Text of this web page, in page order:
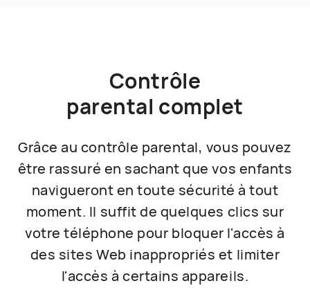
Contrôle
parental complet
Grâce au contrôle parental, vous pouvez
être rassuré en sachant que vos enfants
navigueront en toute sécurité à tout
moment. Il suffit de quelques clics sur
votre téléphone pour bloquer l'accès à
des sites Web inappropriés et limiter
l'accès à certains appareils.